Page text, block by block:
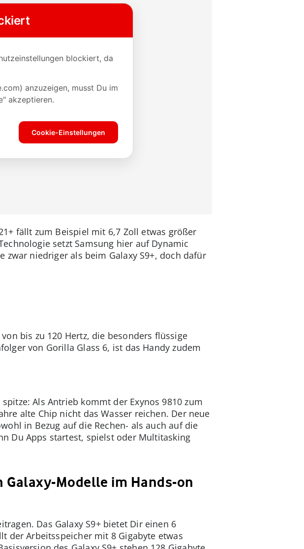
fällt zum Beispiel mit 6,7 Zoll etwas größer
setzt Samsung hier auf Dynamic
zwar niedriger als beim Galaxy S9+, doch dafür
bis zu 120 Hertz, die besonders flüssige
von Gorilla Glass 6, ist das Handy zudem
Als Antrieb kommt der Exynos 9810 zum
alte Chip nicht das Wasser reichen. Der neue
in Bezug auf die Rechen- als auch auf die
Du Apps startest, spielst oder Multitasking
Galaxy-Modelle im Hands-on
Das Galaxy S9+ bietet Dir einen 6
der Arbeitsspeicher mit 8 Gigabyte etwas